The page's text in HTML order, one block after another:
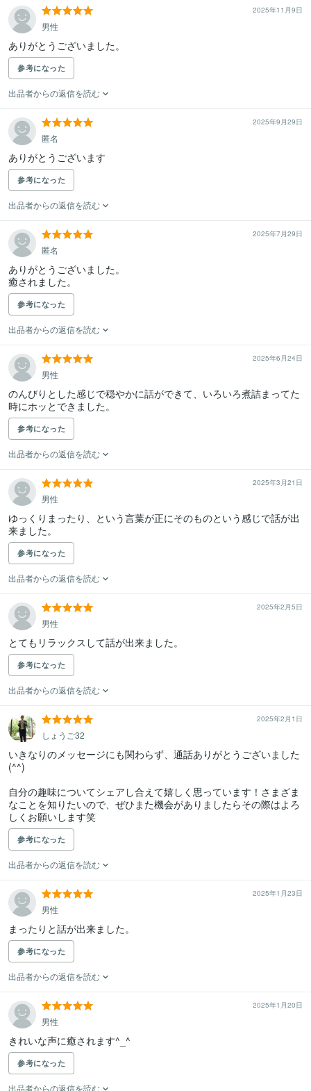
2025年11月9日
男性
ありがとうございました。
参考になった
出品者からの返信を読む
2025年9月29日
匿名
ありがとうございます
参考になった
出品者からの返信を読む
2025年7月29日
匿名
ありがとうございました。
癒されました。
参考になった
出品者からの返信を読む
2025年6月24日
男性
のんびりとした感じで穏やかに話ができて、いろいろ煮詰まってた
時にホッとできました。
参考になった
出品者からの返信を読む
2025年3月21日
男性
ゆっくりまったり、という言葉が正にそのものという感じで話が出
来ました。
参考になった
出品者からの返信を読む
2025年2月5日
男性
とてもリラックスして話が出来ました。
参考になった
出品者からの返信を読む
2025年2月1日
しょうご32
いきなりのメッセージにも関わらず、通話ありがとうございました
(^^)
自分の趣味についてシェアし合えて嬉しく思っています！さまざま
なことを知りたいので、ぜひまた機会がありましたらその際はよろ
しくお願いします笑
参考になった
出品者からの返信を読む
2025年1月23日
男性
まったりと話が出来ました。
参考になった
出品者からの返信を読む
2025年1月20日
男性
きれいな声に癒されます^_^
参考になった
出品者からの返信を読む